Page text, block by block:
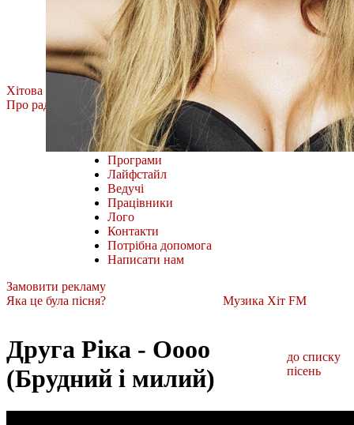
ROXOLANA
Тоня Матвієнко
Фан-зона Хіт FM.
Наш відбір
Всі випуски
Хітова Дюжина
Про радіо
Міста і частоти
Як слухати онлайн
Програми
Лайфстайл
Ведучі
Працівники
Лого
Контакти
Потрібна допомога
Написати нам
Замовити рекламу
Яка це була пісня?
Музика Хіт FM
Друга Ріка - Oooo
(Брудний і милий)
до списку
пісень